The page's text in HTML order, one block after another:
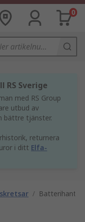
0
Sverige
med RS Group
utbud av
bättre tjänster.
returnera
i ditt Elfa-
/